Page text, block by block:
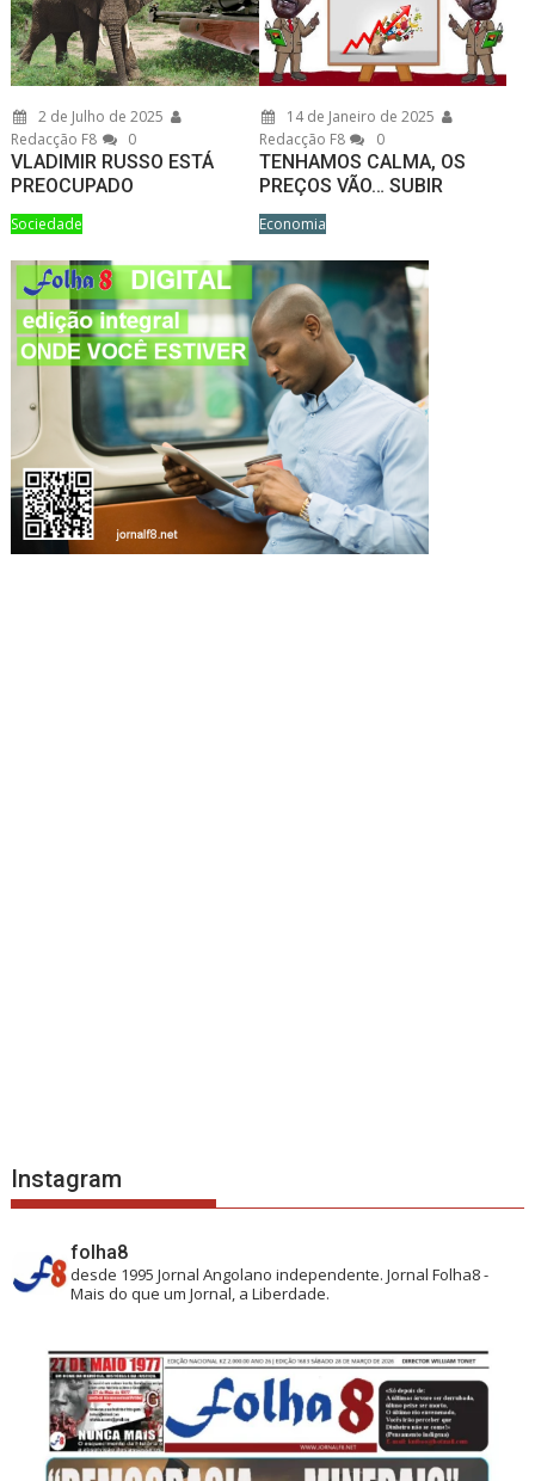
2 de Julho de 2025
Redacção F8
0
VLADIMIR RUSSO ESTÁ
PREOCUPADO
Sociedade
14 de Janeiro de 2025
Redacção F8
0
TENHAMOS CALMA, OS
PREÇOS VÃO… SUBIR
Economia
Instagram
folha8
desde 1995 Jornal Angolano independente.Jornal Folha8 -
Mais do que um Jornal, a Liberdade.